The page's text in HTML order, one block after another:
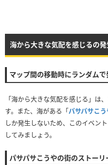
海から大きな気配を感じるの
マップ間の移動時にランダムで
「海から大きな気配を感じる」は
す。また、海がある「パサパサこ
しか発生しないため、このイベン
してみましょう。
パサパサこうやの街のストー